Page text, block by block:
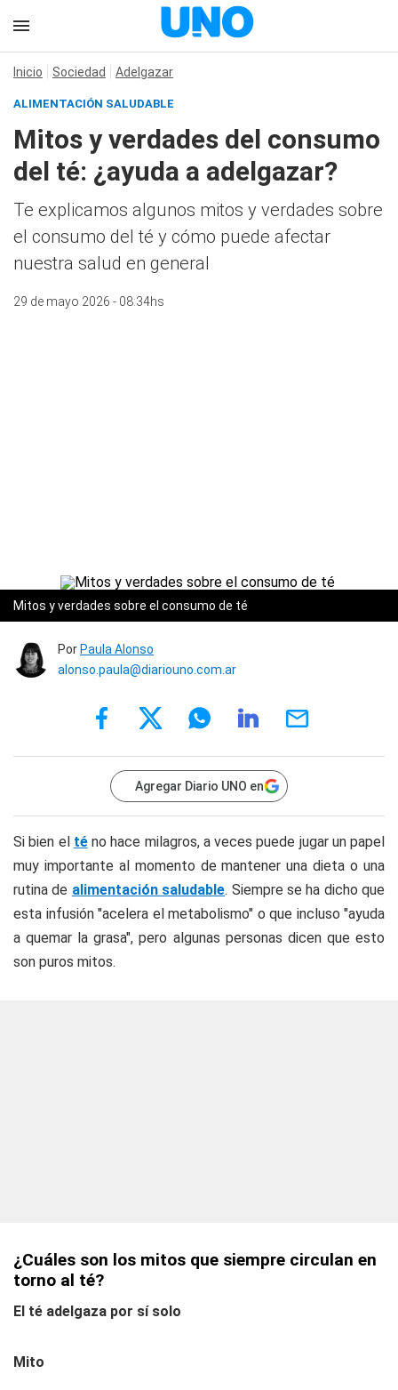
Inicio Sociedad Adelgazar
ALIMENTACIÓN SALUDABLE
Mitos y verdades del consumo
del té: ¿ayuda a adelgazar?
Te explicamos algunos mitos y verdades sobre
el consumo del té y cómo puede afectar
nuestra salud en general
29 de mayo 2026 - 08:34hs
Mitos y verdades sobre el consumo de té
Por Paula Alonso
alonso.paula@diariouno.com.ar
Agregar Diario UNO en
Si bien el téno hace milagros, a veces puede jugar un papel
muy importante al momento de mantener una dieta o una
rutina de alimentación saludable. Siempre se ha dicho que
esta infusión "acelera el metabolismo" o que incluso "ayuda
a quemar la grasa", pero algunas personas dicen que esto
son puros mitos.
¿Cuáles son los mitos que siempre circulan en
torno al té?
El té adelgaza por sí solo
Mito